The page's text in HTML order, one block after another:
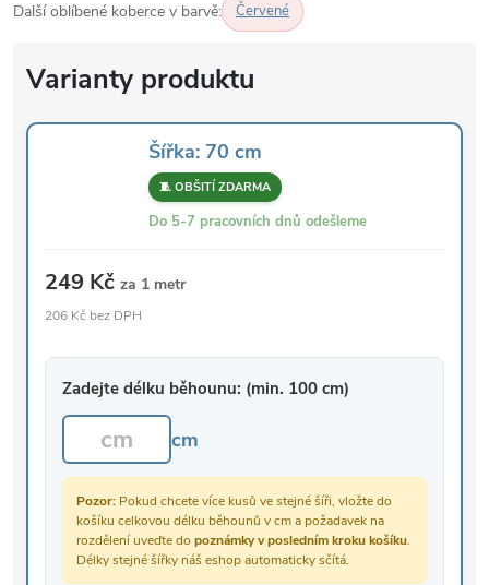
Další oblíbené koberce v barvě: Červené
Šířka: 70 cm
🧵 OBŠITÍ ZDARMA
Do 5-7 pracovních dnů odešleme
249 Kč za 1 metr
206 Kč bez DPH
Zadejte délku běhounu: (min. 100 cm)
cm
Pozor: Pokud chcete více kusů ve stejné šíři, vložte do
košíku celkovou délku běhounů v cm a požadavek na
rozdělení uveďte do poznámky v posledním kroku košíku.
Délky stejné šířky náš eshop automaticky sčítá.